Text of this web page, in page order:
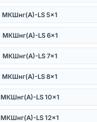
МКШнг(А)-LS 5×1
МКШнг(А)-LS 6×1
МКШнг(А)-LS 7×1
МКШнг(А)-LS 8×1
МКШнг(А)-LS 10×1
МКШнг(А)-LS 12×1